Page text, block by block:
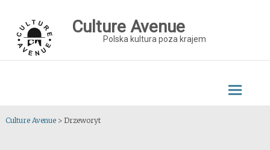
content
Culture Avenue
Polska kultura poza krajem
Culture Avenue> Drzeworyt